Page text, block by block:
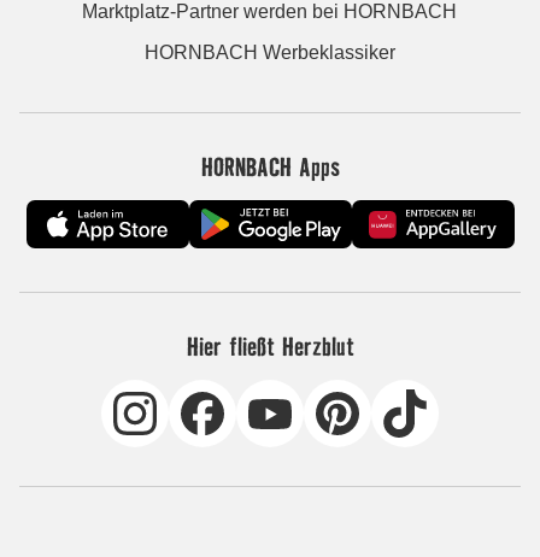
Marktplatz-Partner werden bei HORNBACH
HORNBACH Werbeklassiker
HORNBACH Apps
Hier fließt Herzblut